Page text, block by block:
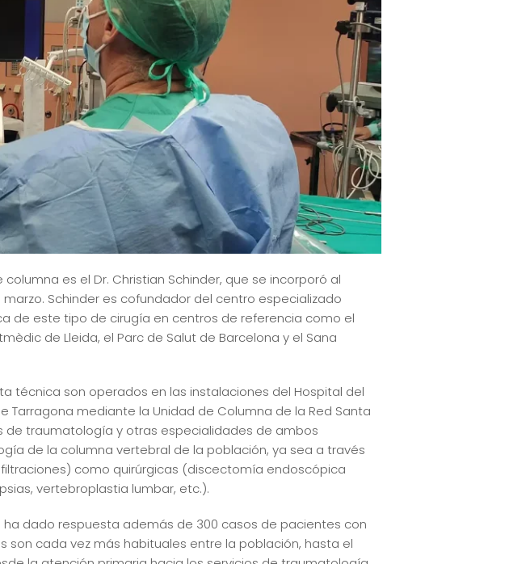
es el Dr. Christian Schinder, que se incorporó al
Schinder es cofundador del centro especializado
de este tipo de cirugía en centros de referencia como el
de Lleida, el Parc de Salut de Barcelona y el Sana
técnica son operados en las instalaciones del Hospital del
mediante la Unidad de Columna de la Red Santa
de traumatología y otras especialidades de ambos
de la columna vertebral de la población, ya sea a través
como quirúrgicas (discectomía endoscópica
vertebroplastia lumbar, etc.).
ha dado respuesta además de 300 casos de pacientes con
son cada vez más habituales entre la población, hasta el